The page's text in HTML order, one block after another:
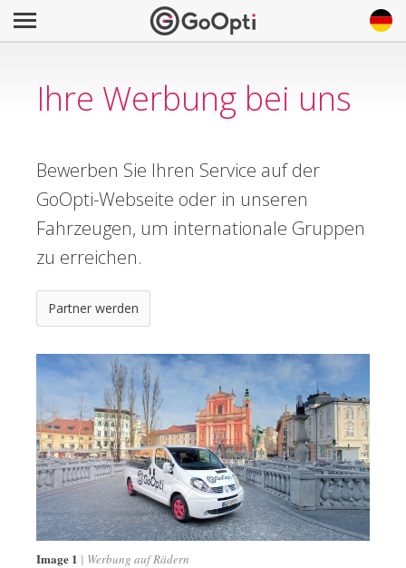
Ihre Werbung bei uns
Bewerben Sie Ihren Service auf der
GoOpti-Webseite oder in unseren
Fahrzeugen, um internationale Gruppen
zu erreichen.
Partner werden
Image 1 Werbung auf Rädern